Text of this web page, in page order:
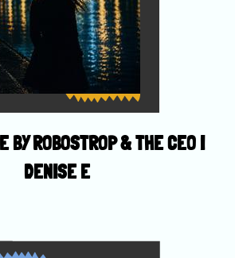
BY ROBOSTROP & THE CEO I
DENISE E